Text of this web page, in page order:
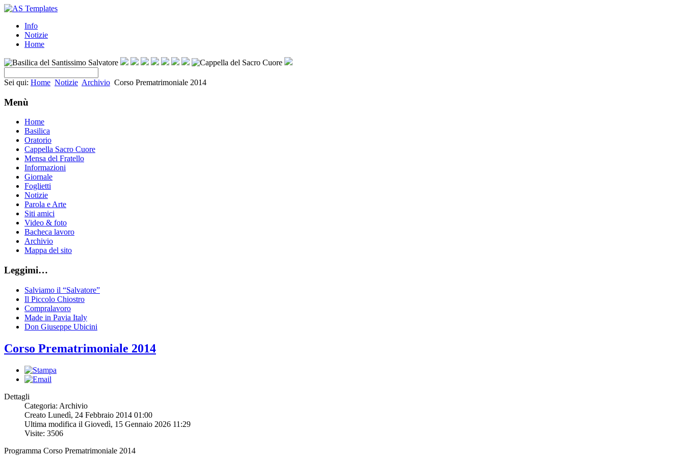
Info
Notizie
Home
Sei qui: Home Notizie Archivio Corso Prematrimoniale 2014
Menù
Home
Basilica
Oratorio
Cappella Sacro Cuore
Mensa del Fratello
Informazioni
Giornale
Foglietti
Notizie
Parola e Arte
Siti amici
Video & foto
Bacheca lavoro
Archivio
Mappa del sito
Leggimi…
Salviamo il “Salvatore”
Il Piccolo Chiostro
Compralavoro
Made in Pavia Italy
Don Giuseppe Ubicini
Corso Prematrimoniale 2014
Dettagli
Categoria: Archivio
Creato Lunedì, 24 Febbraio 2014 01:00
Ultima modifica il Giovedì, 15 Gennaio 2026 11:29
Visite: 3506
Programma Corso Prematrimoniale 2014